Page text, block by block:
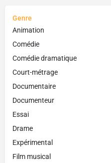
Genre
Animation
Comédie
Comédie dramatique
Court-métrage
Documentaire
Documenteur
Essai
Drame
Expérimental
Film musical